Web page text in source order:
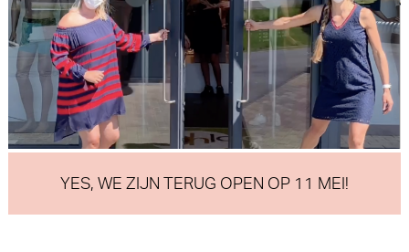
YES, WE ZIJN TERUG OPEN OP 11 MEI!